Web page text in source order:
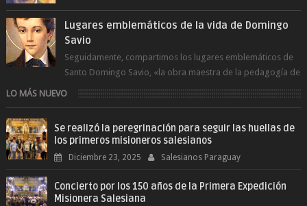
del Espíritu Santo y fr...
Lugares emblemáticos de la vida de Domingo
Savio
Seguidamente, compartimos los lugares emblemáticos de
Santo Domingo Savio, «la obra maestra de la pedagogía de
Don Bosco». San Giovann...
LO MÁS NUEVO
Se realizó la peregrinación para seguir las huellas de
los primeros misioneros salesianos
Diciembre 23, 2025 Salesianos Paraguay
Concierto por los 150 años de la Primera Expedición
Misionera Salesiana